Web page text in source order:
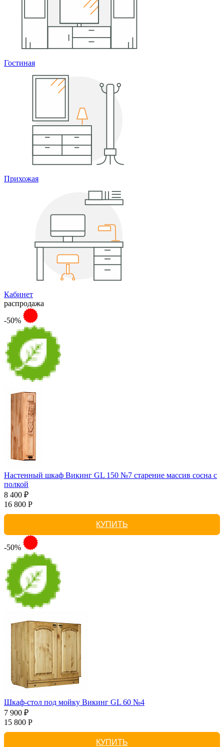
Гостиная
Прихожая
Кабинет
распродажа
-50%
Настенный шкаф Викинг GL 150 №7 старение массив сосна с
полкой
8 400 ₽
16 800 Р
КУПИТЬ
-50%
Шкаф-стол под мойку Викинг GL 60 №4
7 900 ₽
15 800 Р
КУПИТЬ